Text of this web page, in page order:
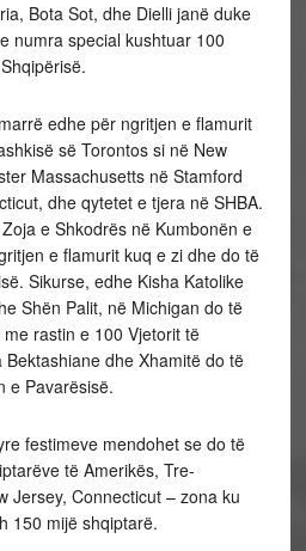
Bota Sot, dhe Dielli janë duke
numra special kushtuar 100
edhe për ngritjen e flamurit
së Torontos si në New
Massachusetts në Stamford
dhe qytetet e tjera në SHBA.
e Shkodrës në Kumbonën e
e flamurit kuq e zi dhe do të
Sikurse, edhe Kisha Katolike
Shën Palit, në Michigan do të
rastin e 100 Vjetorit të
Bektashiane dhe Xhamitë do të
e Pavarësisë.
festimeve mendohet se do të
të Amerikës, Tre-
Jersey, Connecticut – zona ku
150 mijë shqiptarë.